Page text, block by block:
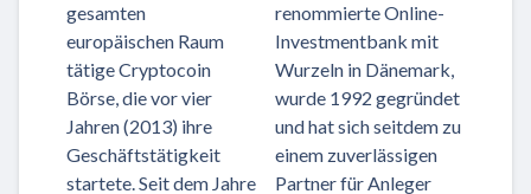
gesamten
europäischen Raum
tätige Cryptocoin
Börse, die vor vier
Jahren (2013) ihre
Geschäftstätigkeit
startete. Seit dem Jahre
renommierte Online-
Investmentbank mit
Wurzeln in Dänemark,
wurde 1992 gegründet
und hat sich seitdem zu
einem zuverlässigen
Partner für Anleger